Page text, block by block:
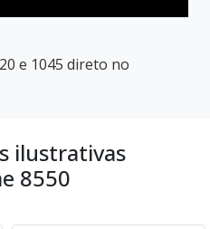
e 1045 direto no
ilustrativas
8550